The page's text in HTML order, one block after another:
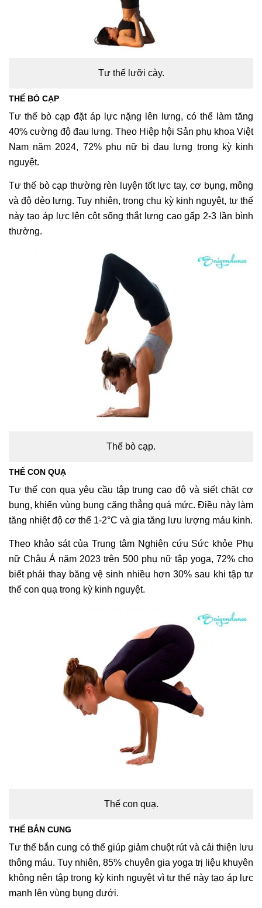
Tư thế lưỡi cày.
THẾ BÒ CẠP
Tư thế bò cạp đặt áp lực nặng lên lưng, có thể làm tăng
40% cường độ đau lưng. Theo Hiệp hội Sản phụ khoa Việt
Nam năm 2024, 72% phụ nữ bị đau lưng trong kỳ kinh
nguyệt.
Tư thế bò cạp thường rèn luyện tốt lực tay, cơ bụng, mông
và độ dẻo lưng. Tuy nhiên, trong chu kỳ kinh nguyệt, tư thế
này tạo áp lực lên cột sống thắt lưng cao gấp 2-3 lần bình
thường.
Thế bò cạp.
THẾ CON QUẠ
Tư thế con quạ yêu cầu tập trung cao độ và siết chặt cơ
bụng, khiến vùng bụng căng thẳng quá mức. Điều này làm
tăng nhiệt độ cơ thể 1-2°C và gia tăng lưu lượng máu kinh.
Theo khảo sát của Trung tâm Nghiên cứu Sức khỏe Phụ
nữ Châu Á năm 2023 trên 500 phụ nữ tập yoga, 72% cho
biết phải thay băng vệ sinh nhiều hơn 30% sau khi tập tư
thế con quạ trong kỳ kinh nguyệt.
Thế con quạ.
THẾ BẮN CUNG
Tư thế bắn cung có thể giúp giảm chuột rút và cải thiện lưu
thông máu. Tuy nhiên, 85% chuyên gia yoga trị liệu khuyên
không nên tập trong kỳ kinh nguyệt vì tư thế này tạo áp lực
mạnh lên vùng bụng dưới.